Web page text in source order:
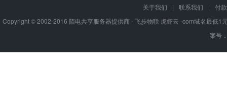
关于我们 | 联系我们 |
付
Copyright © 2002-2016 陌电共享服务器提供商 - 飞步物联 虎虾云 -com域名最低
案号